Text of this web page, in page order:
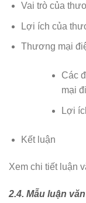
Vai trò của
Lợi ích của
Thương mại
Các
mại
Lợi
Kết luận
Xem chi tiết luận
2.4. Mẫu luận